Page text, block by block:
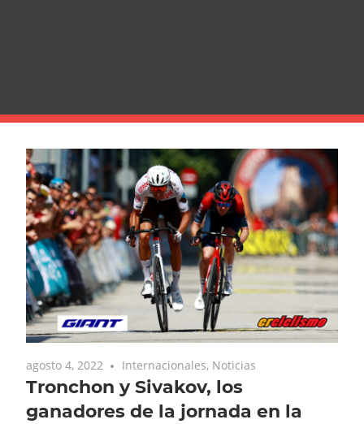
agosto 4, 2022 Internacionales, Noticias
Tronchon y Sivakov, los
ganadores de la jornada en la